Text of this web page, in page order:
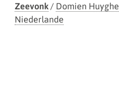
Zeevonk/ Domien Huyghe
Niederlande